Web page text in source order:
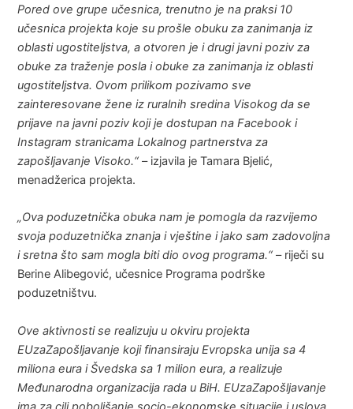
Pored ove grupe učesnica, trenutno je na praksi 10
učesnica projekta koje su prošle obuku za zanimanja iz
oblasti ugostiteljstva, a otvoren je i drugi javni poziv za
obuke za traženje posla i obuke za zanimanja iz oblasti
ugostiteljstva. Ovom prilikom pozivamo sve
zainteresovane žene iz ruralnih sredina Visokog da se
prijave na javni poziv koji je dostupan na Facebook i
Instagram stranicama Lokalnog partnerstva za
zapošljavanje Visoko.“– izjavila je Tamara Bjelić,
menadžerica projekta.
„Ova poduzetnička obuka nam je pomogla da razvijemo
svoja poduzetnička znanja i vještine i jako sam zadovoljna
i sretna što sam mogla biti dio ovog programa.“– riječi su
Berine Alibegović, učesnice Programa podrške
poduzetništvu.
Ove aktivnosti se realizuju u okviru projekta
EUzaZapošljavanje koji finansiraju Evropska unija sa 4
miliona eura i Švedska sa 1 milion eura, a realizuje
Međunarodna organizacija rada u BiH. EUzaZapošljavanje